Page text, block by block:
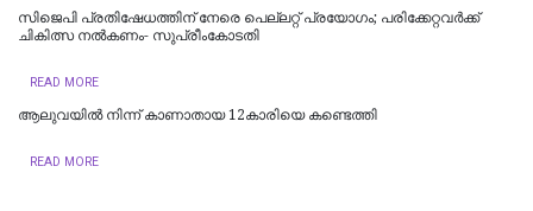
സിജെപി പ്രതിഷേധത്തിന് നേരെ പെല്ലറ്റ് പ്രയോഗം; പരിക്കേറ്റവർക്ക്
ചികിത്സ നൽകണം- സുപ്രീംകോടതി
READ MORE
ആലുവയിൽ നിന്ന് കാണാതായ 12കാരിയെ കണ്ടെത്തി
READ MORE